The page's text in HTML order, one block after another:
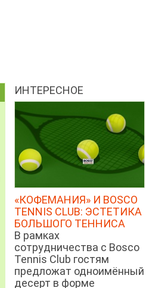
ИНТЕРЕСНОЕ
«КОФЕМАНИЯ» И BOSCO
TENNIS CLUB: ЭСТЕТИКА
БОЛЬШОГО ТЕННИСА
В рамках
сотрудничества с Bosco
Tennis Club гостям
предложат одноимённый
десерт в форме